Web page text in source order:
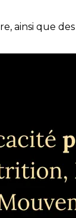
que